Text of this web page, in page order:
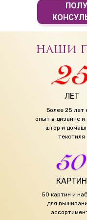
НАШИ
КАРТИН
ЛЕТ
Более 25 лет
опыт в дизайне и
штор и
текстиля
50 картин и
для